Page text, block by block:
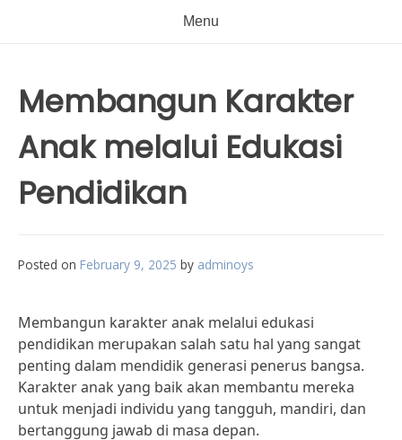
Menu
Membangun Karakter
Anak melalui Edukasi
Pendidikan
Posted on February 9, 2025 by adminoys
Membangun karakter anak melalui edukasi
pendidikan merupakan salah satu hal yang sangat
penting dalam mendidik generasi penerus bangsa.
Karakter anak yang baik akan membantu mereka
untuk menjadi individu yang tangguh, mandiri, dan
bertanggung jawab di masa depan.